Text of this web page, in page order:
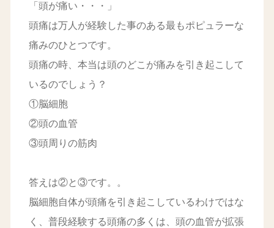
「頭が痛い・・・」
頭痛は万人が経験した事のある最もポピュラーな
痛みのひとつです。
頭痛の時、本当は頭のどこが痛みを引き起こして
いるのでしょう？
①脳細胞
②頭の血管
③頭周りの筋肉
答えは②と③です。。
脳細胞自体が頭痛を引き起こしているわけではな
く、普段経験する頭痛の多くは、頭の血管が拡張